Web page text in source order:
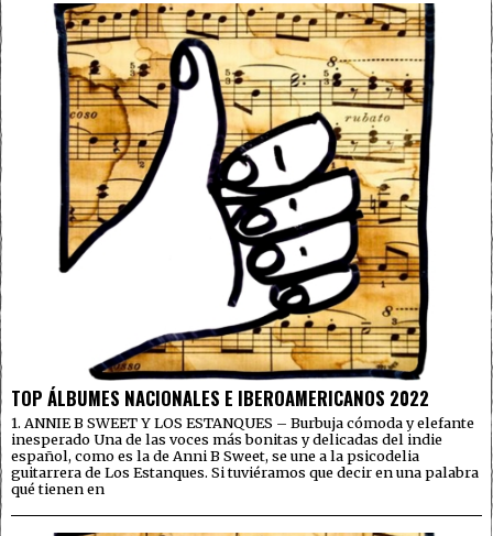
TOP ÁLBUMES NACIONALES E IBEROAMERICANOS 2022
1. ANNIE B SWEET Y LOS ESTANQUES – Burbuja cómoda y elefante
inesperado Una de las voces más bonitas y delicadas del indie
español, como es la de Anni B Sweet, se une a la psicodelia
guitarrera de Los Estanques. Si tuviéramos que decir en una palabra
qué tienen en